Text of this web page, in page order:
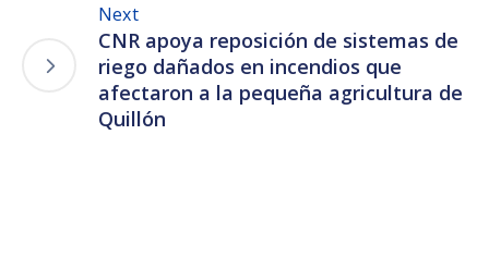
Next
CNR apoya reposición de sistemas de
riego dañados en incendios que
afectaron a la pequeña agricultura de
Quillón